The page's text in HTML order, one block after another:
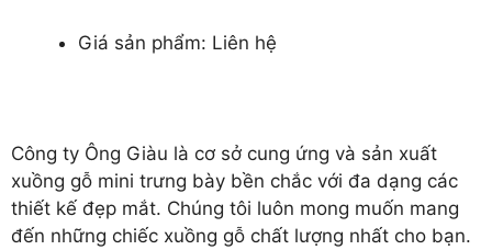
Giá sản phẩm: Liên hệ
Công ty Ông Giàu là cơ sở cung ứng và sản xuất
xuồng gỗ mini trưng bày bền chắc với đa dạng các
thiết kế đẹp mắt. Chúng tôi luôn mong muốn mang
đến những chiếc xuồng gỗ chất lượng nhất cho bạn.